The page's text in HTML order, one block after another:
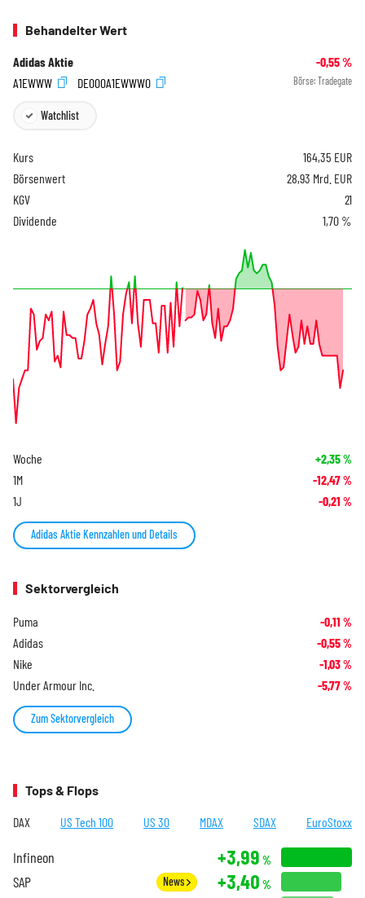
Behandelter Wert
Adidas Aktie -0,55%
A1EWWW
DE000A1EWWW0 Börse: Tradegate
Watchlist
Kurs 164,35 EUR
Börsenwert
28,93 Mrd. EUR
KGV
21
Dividende
1,70 %
Woche +2,35%
1M -12,47%
1J -0,21 %
Adidas Aktie Kennzahlen und Details
Sektorvergleich
Puma -0,11 %
Adidas -0,55%
Nike -1,03%
Under Armour Inc. -5,77%
Zum Sektorvergleich
Tops & Flops
DAX US Tech 100 US 30 MDAX SDAX EuroStoxx
Infineon +3,99 %
SAP News +3,40 %